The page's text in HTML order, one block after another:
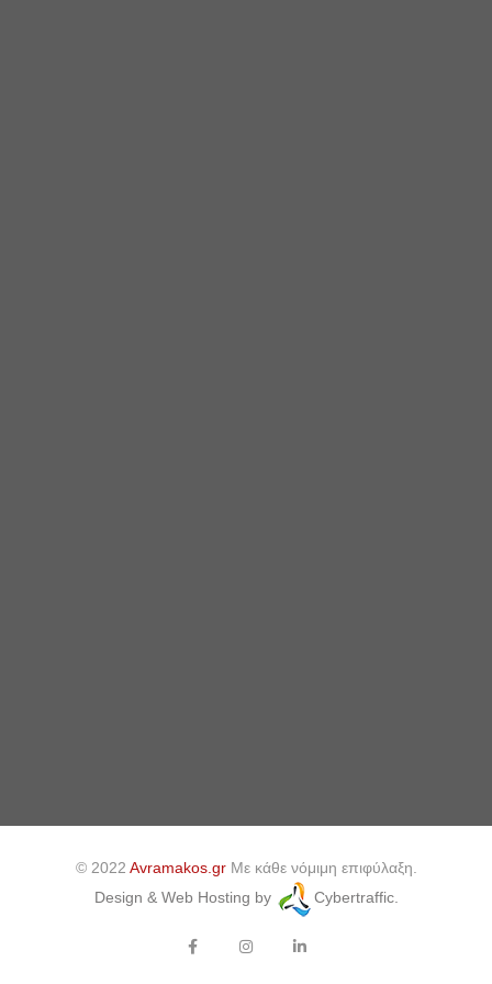
© 2022 Avramakos.grΜε κάθε νόμιμη επιφύλαξη.
Design & Web Hosting by
Cybertraffic.